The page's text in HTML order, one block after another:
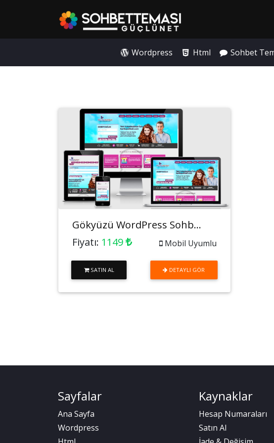
Wordpress Html Sohbet
Gökyüzü WordPress Sohb...
Fiyatı: 1149 Mobil Uyumlu
SATIN AL DETAYLI GÖR
Sayfalar
Ana Sayfa
Wordpress
Kaynaklar
Hesap Numaraları
Satın Al